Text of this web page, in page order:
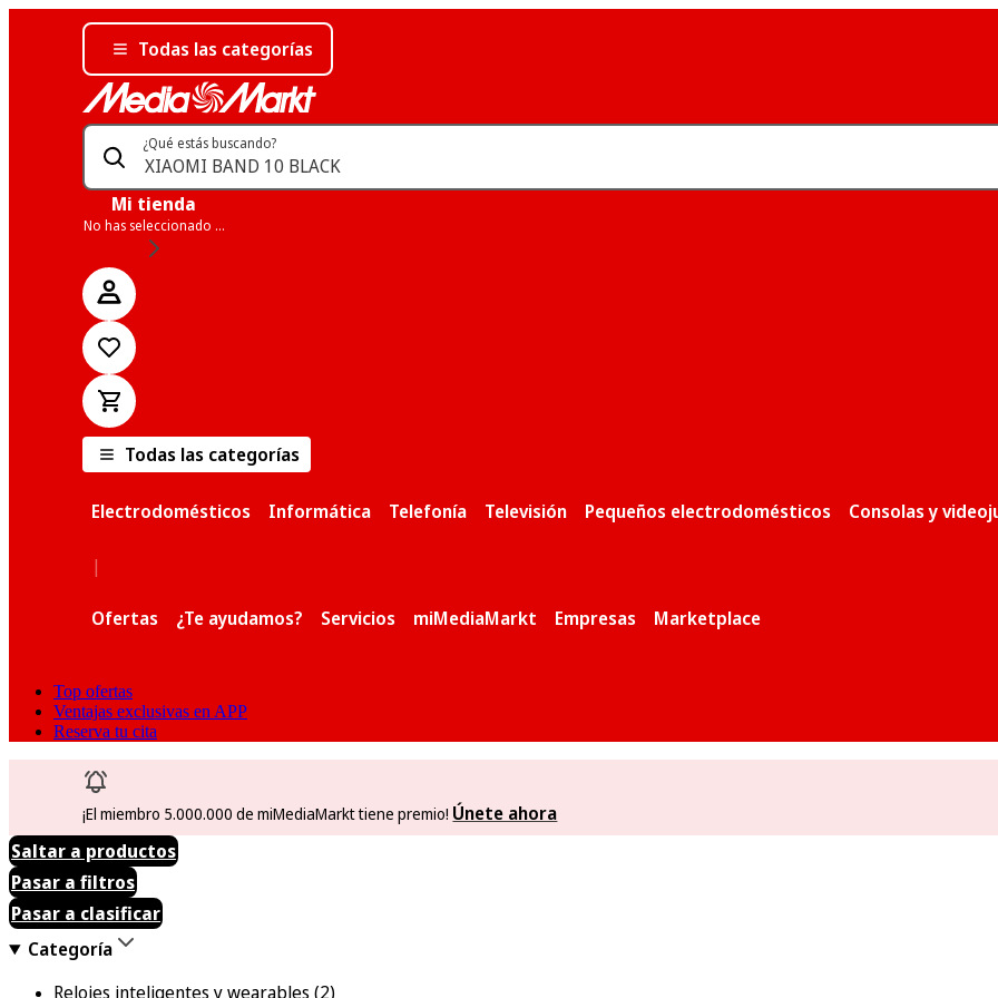
Todas las categorías
¿Qué estás buscando?
Mi tienda
No has seleccionado una tienda
Todas las categorías
Electrodomésticos Informática Telefonía Televisión Pequeños electrodomésticos Consolas y
|
Ofertas ¿Te ayudamos? Servicios miMediaMarkt Empresas Marketplace
Top ofertas
Ventajas exclusivas en APP
Reserva tu cita
¡El miembro 5.000.000 de miMediaMarkt tiene premio! Únete ahora
Saltar a productos
Pasar a filtros
Pasar a clasificar
Categoría
Relojes inteligentes y wearables (2)